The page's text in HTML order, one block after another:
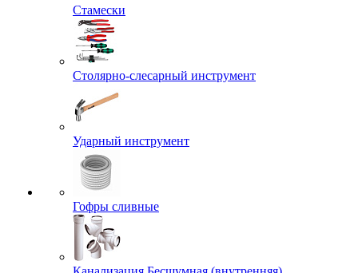
Стамески
Столярно-слесарный инструмент
Ударный инструмент
Гофры сливные